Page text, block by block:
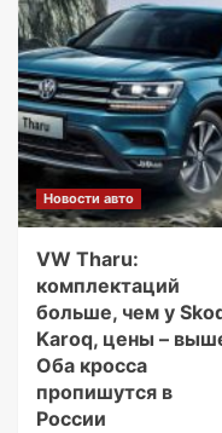
Новости авто
VW Tharu:
комплектаций
больше, чем у
Karoq, цены –
Оба кросса
пропишутся в
России